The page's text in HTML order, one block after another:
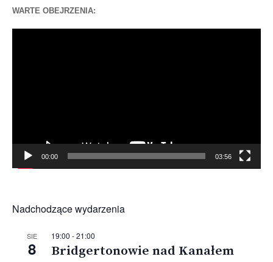
WARTE OBEJRZENIA:
00:00 03:56
Nadchodzące wydarzenia
SIE
8
19:00 -21:00
Bridgertonowie nad Kanałem